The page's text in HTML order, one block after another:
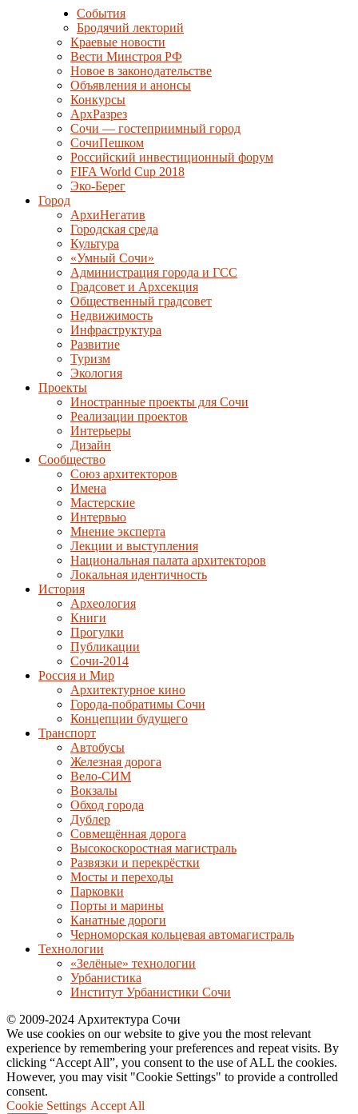
События
Бродячий лекторий
Краевые новости
Вести Минстроя РФ
Новое в законодательстве
Объявления и анонсы
Конкурсы
АрхРазрез
Сочи — гостеприимный город
СочиПешком
Российский инвестиционный форум
FIFA World Cup 2018
Эко-Берег
Город
АрхиНегатив
Городская среда
Культура
«Умный Сочи»
Администрация города и ГСС
Градсовет и Архсекция
Общественный градсовет
Недвижимость
Инфраструктура
Развитие
Туризм
Экология
Проекты
Иностранные проекты для Сочи
Реализации проектов
Интерьеры
Дизайн
Сообщество
Союз архитекторов
Имена
Мастерские
Интервью
Мнение эксперта
Лекции и выступления
Национальная палата архитекторов
Локальная идентичность
История
Археология
Книги
Прогулки
Публикации
Сочи-2014
Россия и Мир
Архитектурное кино
Города-побратимы Сочи
Концепции будущего
Транспорт
Автобусы
Железная дорога
Вело-СИМ
Вокзалы
Обход города
Дублер
Совмещённая дорога
Высокоскоростная магистраль
Развязки и перекрёстки
Мосты и переходы
Парковки
Порты и марины
Канатные дороги
Черноморская кольцевая автомагистраль
Технологии
«Зелёные» технологии
Урбанистика
Институт Урбанистики Сочи
© 2009-2024 Архитектура Сочи
We use cookies on our website to give you the most relevant
experience by remembering your preferences and repeat visits. By
clicking “Accept All”, you consent to the use of ALL the cookies.
However, you may visit "Cookie Settings" to provide a controlled
consent.
Cookie Settings Accept All